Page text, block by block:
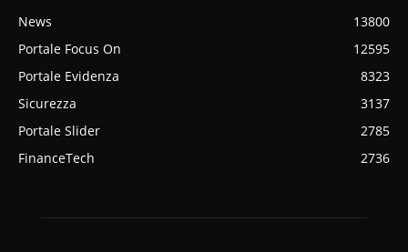
News
13800
Portale Focus On
12595
Portale Evidenza
8323
Sicurezza
3137
Portale Slider
2785
FinanceTech
2736